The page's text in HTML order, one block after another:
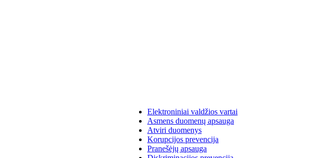
Elektroniniai valdžios vartai
Asmens duomenų apsauga
Atviri duomenys
Korupcijos prevencija
Pranešėjų apsauga